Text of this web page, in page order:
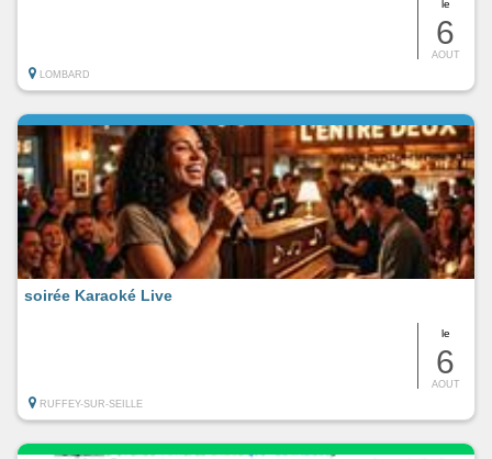
le
6
AOUT
LOMBARD
le
6
AOUT
soirée Karaoké Live
RUFFEY-SUR-SEILLE